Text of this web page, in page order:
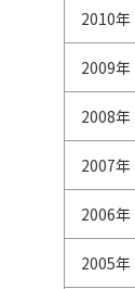
2010年
2009年
2008年
2007年
2006年
2005年